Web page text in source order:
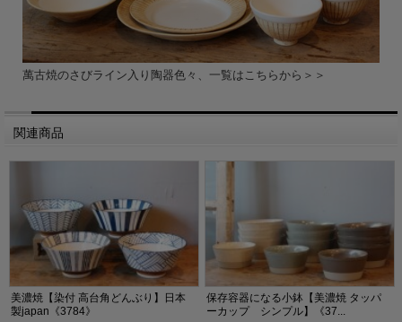
萬古焼のさびライン入り陶器色々、一覧はこちらから＞＞
関連商品
美濃焼【染付 高台角どんぶり】日本
製japan《3784》
保存容器になる小鉢【美濃焼 タッパ
ーカップ シンプル】《37...